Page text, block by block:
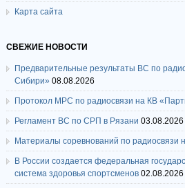
Карта сайта
СВЕЖИЕ НОВОСТИ
Предварительные результаты ВС по
Сибири» 08.08.2026
Протокол МРС по радиосвязи на КВ
Регламент ВС по СРП в Рязани 03.08.2026
Материалы соревнований по радиосвязи
В России создается федеральная
система здоровья спортсменов 02.08.2026